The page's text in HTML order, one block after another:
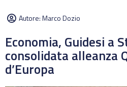
Autore:Marco Dozio
Economia, Guidesi a
consolidata alleanza
d’Europa